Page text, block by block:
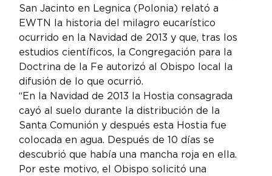
San Jacinto en Legnica (Polonia) relató a
EWTN la historia del milagro eucarístico
ocurrido en la Navidad de 2013 y que, tras los
estudios científicos, la Congregación para la
Doctrina de la Fe autorizó al Obispo local la
difusión de lo que ocurrió.
“En la Navidad de 2013 la Hostia consagrada
cayó al suelo durante la distribución de la
Santa Comunión y después esta Hostia fue
colocada en agua. Después de 10 días se
descubrió que había una mancha roja en ella.
Por este motivo, el Obispo solicitó una